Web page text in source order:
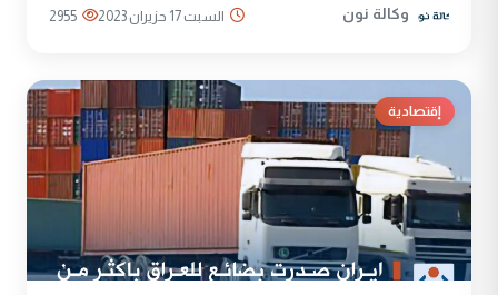
وكالة نون السبت 17 حزيران 2023 2955
إقتصادية